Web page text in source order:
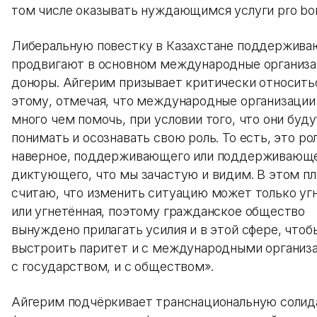
том числе оказывать нуждающимся услуги pro
Либеральную повестку в Казахстане
продвигают в основном международные
доноры. Айгерим призывает критически
этому, отмечая, что международные
много чем помочь, при условии того, что они
понимать и осознавать свою роль. То есть, это
наверное, поддерживающего или
диктующего, что мы зачастую и видим. В этом
считаю, что изменить ситуацию может только
или угнетённая, поэтому гражданское общество
вынуждено прилагать усилия и в этой сфере,
выстроить паритет и с международными
с государством, и с обществом».
Айгерим подчёркивает транснациональную